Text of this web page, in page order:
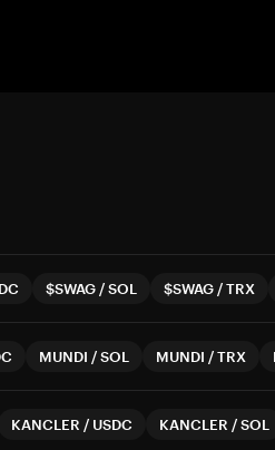
$SWAG /SOL $SWAG /TRX
MUNDI /SOL MUNDI /TRX
KANCLER / USDC KANCLER /SOL